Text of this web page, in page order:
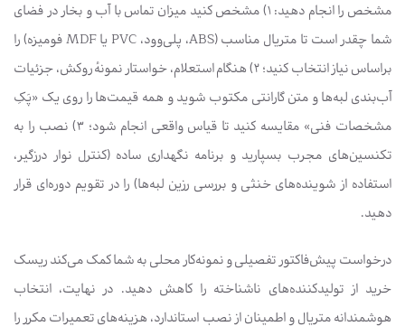
مشخص را انجام دهید: 1) مشخص کنید میزان تماس با آب و بخار در فضای
شما چقدر است تا متریال مناسب (ABS، پلی‌وود، PVC یا MDF فومیزه) را
براساس نیاز انتخاب کنید؛ 2) هنگام استعلام، خواستار نمونهٔ روکش، جزئیات
آب‌بندی لبه‌ها و متن گارانتی مکتوب شوید و همه قیمت‌ها را روی یک «پَکِ
مشخصات فنی» مقایسه کنید تا قیاس واقعی انجام شود؛ 3) نصب را به
تکنسین‌های مجرب بسپارید و برنامه نگهداری ساده (کنترل نوار درزگیر،
استفاده از شوینده‌های خنثی و بررسی رزین لبه‌ها) را در تقویم دوره‌ای قرار
دهید.
درخواست پیش‌فاکتور تفصیلی و نمونه‌کار محلی به شما کمک می‌کند ریسک
خرید از تولیدکننده‌های ناشناخته را کاهش دهید. در نهایت، انتخاب
هوشمندانه متریال و اطمینان از نصب استاندارد، هزینه‌های تعمیرات مکرر را